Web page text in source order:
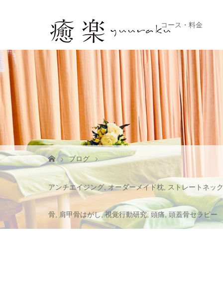
コース・料金
ブログ
アンチエイジング,オーダーメイド枕 ストレートネック
骨 肩甲骨はがし,視覚行動研究, 頭痛,頭蓋骨セラピー